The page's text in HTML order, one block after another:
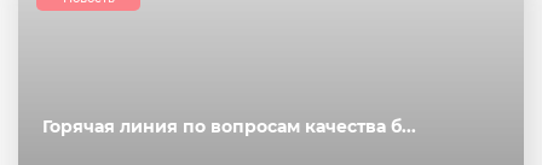
Горячая линия по вопросам качества б...